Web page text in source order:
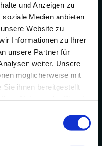
und Anzeigen zu
Medien anbieten
Website zu
Informationen zu Ihrer
unsere Partner für
weiter. Unsere
möglicherweise mit
Sie ihnen bereitgestellt